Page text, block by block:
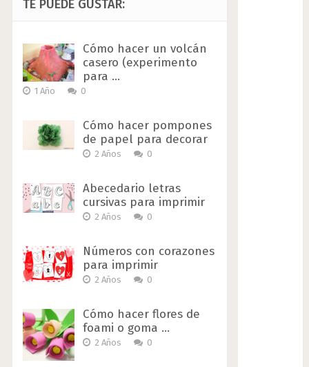
TE PUEDE GUSTAR:
Cómo hacer un volcán
casero (experimento
para …
1 Año 0
Cómo hacer pompones
de papel para decorar
2 Años 0
Abecedario letras
cursivas para imprimir
2 Años 0
Números con corazones
para imprimir
2 Años 0
Cómo hacer flores de
foami o goma …
2 Años 0